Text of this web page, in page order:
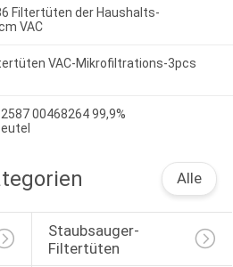
Filtertüten der Haushalts-
VAC
VAC-Mikrofiltrations-3pcs
00468264 99,9%
Alle
Staubsauger-
Filtertüten